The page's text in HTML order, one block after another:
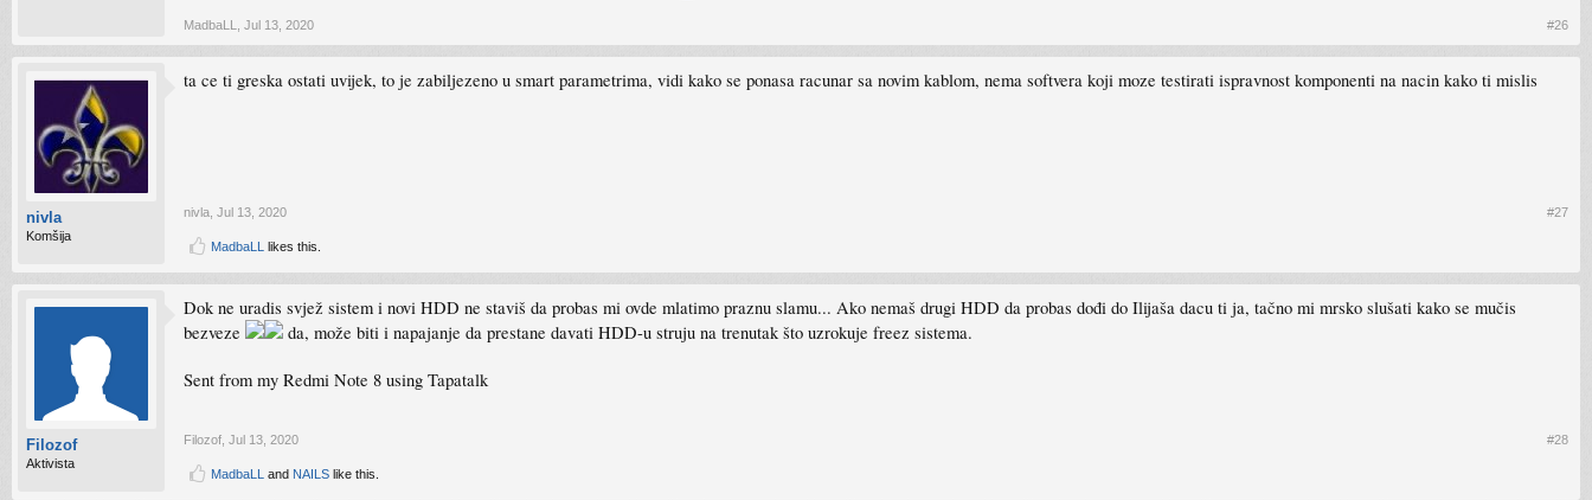
MadbaLL Jul 13, 2020 #26
nivla
Komšija
ta ce ti greska ostati uvijek, to je zabiljezeno u smart parametrima, vidi kako se ponasa racunar sa novim kablom, nema softvera koji moze testirati ispravnost komponenti na nacin kako ti mislis
nivla Jul 13, 2020 #27
MadbaLL likes this.
Filozof
Aktivista
Dok ne uradis svjež sistem i novi HDD ne staviš da probas mi ovde mlatimo praznu slamu... Ako nemaš drugi HDD da probas dođi do Ilijaša dacu ti ja, tačno mi mrsko slušati kako se mučis
bezveze
da, može biti i napajanje da prestane davati HDD-u struju na trenutak što uzrokuje freez sistema.
Sent from my Redmi Note 8 using Tapatalk
Filozof Jul 13, 2020 #28
MadbaLL and NAILS like this.